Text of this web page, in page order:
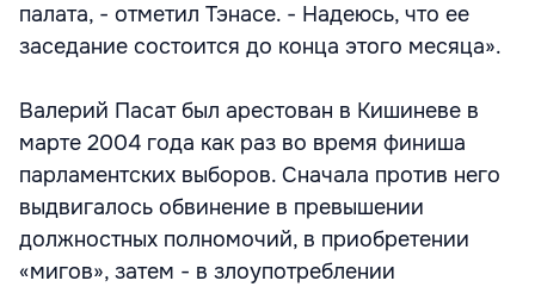
палата, - отметил Тэнасе. - Надеюсь, что ее
заседание состоится до конца этого месяца».
Валерий Пасат был арестован в Кишиневе в
марте 2004 года как раз во время финиша
парламентских выборов. Сначала против него
выдвигалось обвинение в превышении
должностных полномочий, в приобретении
«мигов», затем - в злоупотреблении